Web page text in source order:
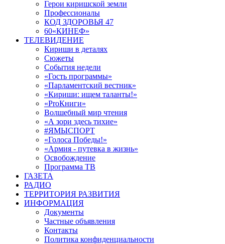
Герои киришской земли
Профессионалы
КОД ЗДОРОВЬЯ 47
60«КИНЕФ»
ТЕЛЕВИДЕНИЕ
Кириши в деталях
Сюжеты
События недели
«Гость программы»
«Парламентский вестник»
«Кириши: ищем таланты!»
«ProКниги»
Волшебный мир чтения
«А зори здесь тихие»
#ЯМЫСПОРТ
«Голоса Победы!»
«Армия - путевка в жизнь»
Освобождение
Программа ТВ
ГАЗЕТА
РАДИО
ТЕРРИТОРИЯ РАЗВИТИЯ
ИНФОРМАЦИЯ
Документы
Частные объявления
Контакты
Политика конфиденциальности